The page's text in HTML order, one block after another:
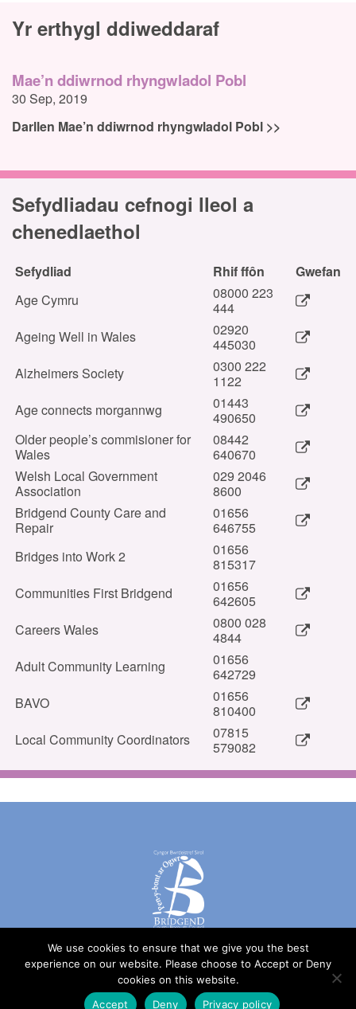
Yr erthygl ddiweddaraf
Mae’n ddiwrnod rhyngwladol Pobl
30 Sep, 2019
Darllen Mae’n ddiwrnod rhyngwladol Pobl >>
Sefydliadau cefnogi lleol a
chenedlaethol
Sefydliad Rhif ffôn
Gwefan
Age Cymru
08000 223
444
Ageing Well in Wales
02920
445030
Alzheimers Society
0300 222
1122
Age connects morgannwg
01443
490650
Older people’s commisioner for
Wales
08442
640670
Welsh Local Government
Association
029 2046
8600
Bridgend County Care and
Repair
01656
646755
Bridges into Work 2
01656
815317
Communities First Bridgend
01656
642605
Careers Wales
0800 028
4844
Adult Community Learning
01656
642729
BAVO
01656
810400
Local Community Coordinators
07815
579082
© Cyngor Bwrdeistref Sirol Pen-y-bont ar Ogwr
We use cookies to ensure that we give you the best
experience on our website. Please choose to Accept or Deny
cookies on this website.
Accept
Deny Privacy policy